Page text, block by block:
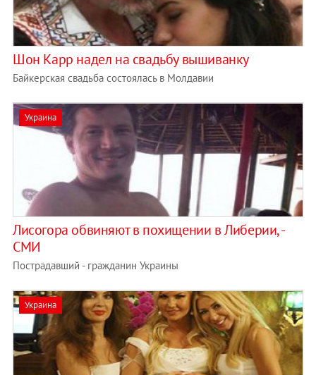
Шон Карр надел на свадьбу вышиванку
Байкерская свадьба состоялась в Молдавии
Украина
Лисогора обвиняют в похищении в Либерии, -
СМИ
Пострадавший - гражданин Украины
Украина